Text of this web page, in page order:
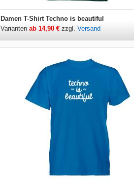
Damen T-Shirt Techno is beautiful
Varianten ab 14,90 €zzgl. Versand